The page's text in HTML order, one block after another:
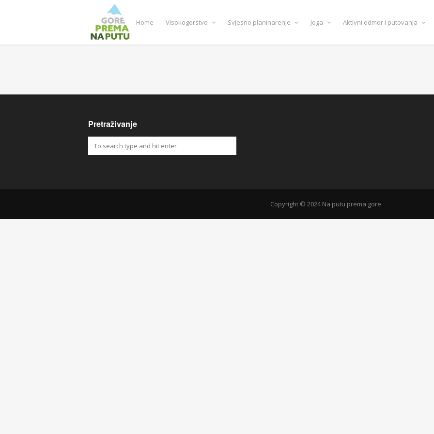
Home Visokogorstvo Svjesno planinarenje Joga Aktivni odmor i putovanja
Pretraživanje
Copyright © 2024 Na putu prema gore